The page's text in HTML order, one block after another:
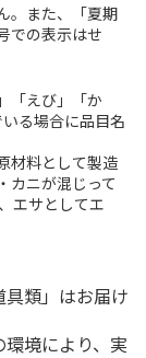
。また、「夏期
での表示はせ
「えび」「か
る場合に品目名
材料として製造
カニが混じって
エサとしてエ
類」はお届け
境により、実